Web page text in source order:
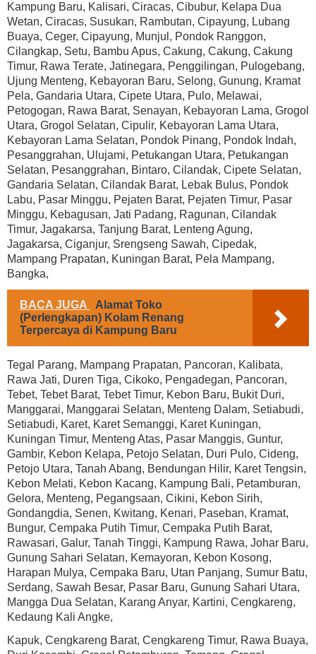
Kampung Baru, Kalisari, Ciracas, Cibubur, Kelapa Dua
Wetan, Ciracas, Susukan, Rambutan, Cipayung, Lubang
Buaya, Ceger, Cipayung, Munjul, Pondok Ranggon,
Cilangkap, Setu, Bambu Apus, Cakung, Cakung, Cakung
Timur, Rawa Terate, Jatinegara, Penggilingan, Pulogebang,
Ujung Menteng, Kebayoran Baru, Selong, Gunung, Kramat
Pela, Gandaria Utara, Cipete Utara, Pulo, Melawai,
Petogogan, Rawa Barat, Senayan, Kebayoran Lama, Grogol
Utara, Grogol Selatan, Cipulir, Kebayoran Lama Utara,
Kebayoran Lama Selatan, Pondok Pinang, Pondok Indah,
Pesanggrahan, Ulujami, Petukangan Utara, Petukangan
Selatan, Pesanggrahan, Bintaro, Cilandak, Cipete Selatan,
Gandaria Selatan, Cilandak Barat, Lebak Bulus, Pondok
Labu, Pasar Minggu, Pejaten Barat, Pejaten Timur, Pasar
Minggu, Kebagusan, Jati Padang, Ragunan, Cilandak
Timur, Jagakarsa, Tanjung Barat, Lenteng Agung,
Jagakarsa, Ciganjur, Srengseng Sawah, Cipedak,
Mampang Prapatan, Kuningan Barat, Pela Mampang,
Bangka,
BACA JUGA
Alamat Toko
(Perlengkapan) Kolam Renang
Terpercaya di Kampung Baru
Tegal Parang, Mampang Prapatan, Pancoran, Kalibata,
Rawa Jati, Duren Tiga, Cikoko, Pengadegan, Pancoran,
Tebet, Tebet Barat, Tebet Timur, Kebon Baru, Bukit Duri,
Manggarai, Manggarai Selatan, Menteng Dalam, Setiabudi,
Setiabudi, Karet, Karet Semanggi, Karet Kuningan,
Kuningan Timur, Menteng Atas, Pasar Manggis, Guntur,
Gambir, Kebon Kelapa, Petojo Selatan, Duri Pulo, Cideng,
Petojo Utara, Tanah Abang, Bendungan Hilir, Karet Tengsin,
Kebon Melati, Kebon Kacang, Kampung Bali, Petamburan,
Gelora, Menteng, Pegangsaan, Cikini, Kebon Sirih,
Gondangdia, Senen, Kwitang, Kenari, Paseban, Kramat,
Bungur, Cempaka Putih Timur, Cempaka Putih Barat,
Rawasari, Galur, Tanah Tinggi, Kampung Rawa, Johar Baru,
Gunung Sahari Selatan, Kemayoran, Kebon Kosong,
Harapan Mulya, Cempaka Baru, Utan Panjang, Sumur Batu,
Serdang, Sawah Besar, Pasar Baru, Gunung Sahari Utara,
Mangga Dua Selatan, Karang Anyar, Kartini, Cengkareng,
Kedaung Kali Angke,
Kapuk, Cengkareng Barat, Cengkareng Timur, Rawa Buaya,